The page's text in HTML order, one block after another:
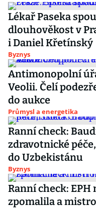
Lékař Paseka
dlouhověkost v
i Daniel Křetínský
Byznys
Antimonopolní
Veolii. Čelí
do aukce
Průmysl a energetika
Ranní check:
zdravotnické
do Uzbekistánu
Byznys
Ranní check:
zpomalila a